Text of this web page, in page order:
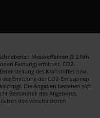
Messverfahren (§ 2 Nrn.
Fassung) ermittelt. CO2-
des Kraftstoffes bzw.
Emittlung der CO2-Emissionen
Die Angaben beziehen sich
Bestandteil des Angebotes,
den verschiedenen